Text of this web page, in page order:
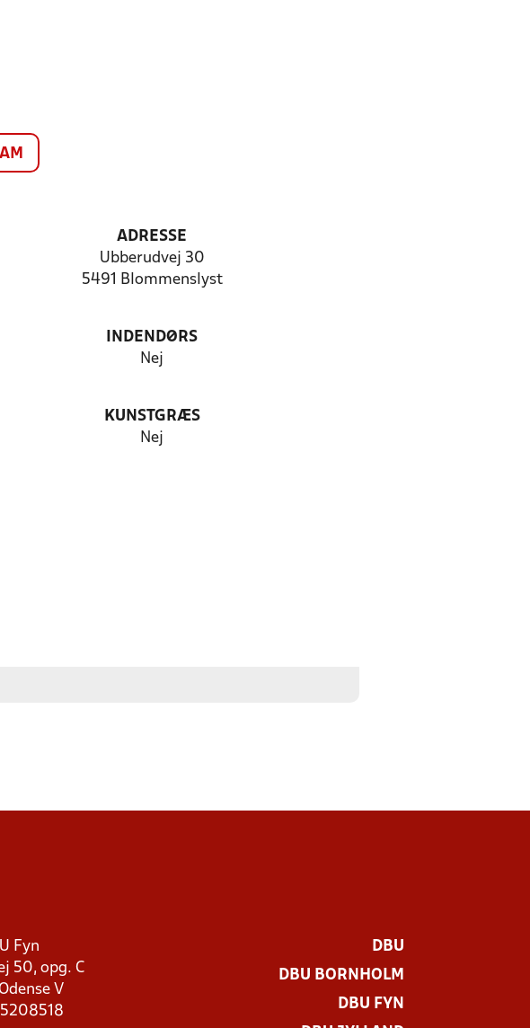
ADRESSE
Ubberudvej 30
5491 Blommenslyst
INDENDØRS
Nej
KUNSTGRÆS
Nej
Fyn
50, opg. C
V
DBU
DBU BORNHOLM
DBU FYN